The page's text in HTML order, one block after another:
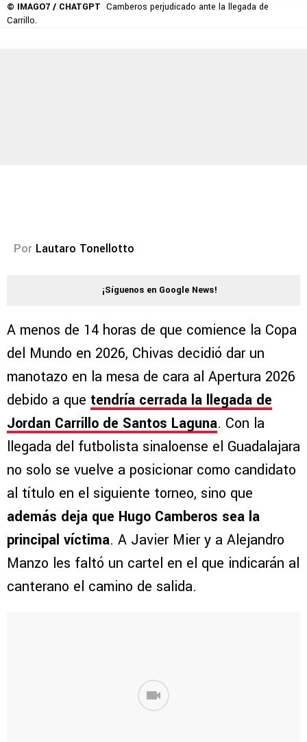
© IMAGO7 / CHATGPT Camberos perjudicado ante la llegada de
Carrillo.
Por Lautaro Tonellotto
¡Síguenos en Google News!
A menos de 14 horas de que comience la Copa
del Mundo en 2026, Chivas decidió dar un
manotazo en la mesa de cara al Apertura 2026
debido a que tendría cerrada la llegada de
Jordan Carrillo de Santos Laguna. Con la
llegada del futbolista sinaloense el Guadalajara
no solo se vuelve a posicionar como candidato
al título en el siguiente torneo, sino que
además deja que Hugo Camberos sea la
principal víctima. A Javier Mier y a Alejandro
Manzo les faltó un cartel en el que indicarán al
canterano el camino de salida.